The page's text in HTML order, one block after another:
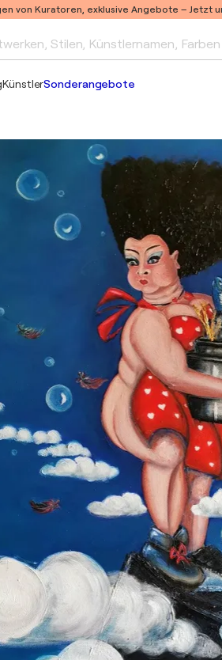
von Kuratoren, exklusive Angebote – Jetzt
Stilen, Künstlernamen, Farben
KünstlerSonderangebote